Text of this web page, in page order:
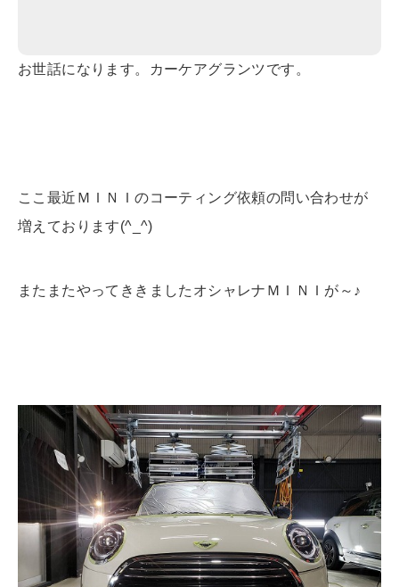
お世話になります。カーケアグランツです。
ここ最近ＭＩＮＩのコーティング依頼の問い合わせが
増えております(^_^)
またまたやってききましたオシャレナＭＩＮＩが～♪